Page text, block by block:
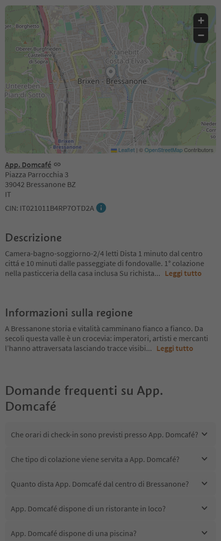
App. Domcafé
Piazza Parrocchia 3
39042 Bressanone BZ
IT
CIN: IT021011B4RP7OTD2A
+
−
Leaflet | ©OpenStreetMapContributors
Descrizione
Camera-bagno-soggiorno-2/4 letti Dista 1 minuto dal centro
cittá e 10 minuti dalle passeggiate di fondovalle. 1° colazione
nella pasticceria della casa inclusa Su richista... Leggi tutto
Informazioni sulla regione
A Bressanone storia e vitalità camminano fianco a fianco. Da
secoli questa valle è un crocevia: imperatori, artisti e mercanti
l’hanno attraversata lasciando tracce visibi... Leggi tutto
Domande frequenti su App.
Domcafé
Che orari di check-in sono previsti presso App. Domcafé?
Che tipo di colazione viene servita a App. Domcafé?
Quanto dista App. Domcafé dal centro di Bressanone?
App. Domcafé dispone di un ristorante in loco?
App. Domcafé dispone di una piscina?